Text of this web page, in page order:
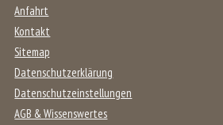
Anfahrt
Kontakt
Sitemap
Datenschutzerklärung
Datenschutzeinstellungen
AGB & Wissenswertes